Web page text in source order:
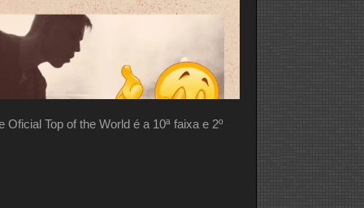
Top of the World é a 10ª faixa e 2º